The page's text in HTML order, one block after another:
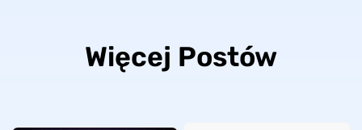
Więcej Postów